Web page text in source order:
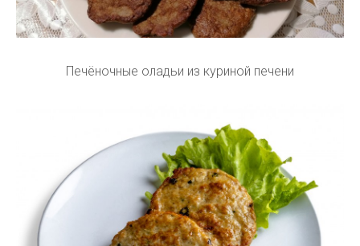
Печёночные оладьи из куриной печени